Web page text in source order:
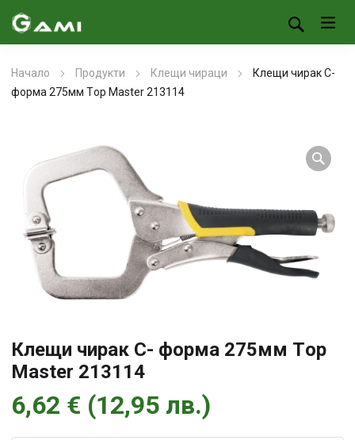
Начало Продукти Клещи чираци
Клещи чирак С-
форма 275мм Тop Master 213114
Клещи чирак С- форма 275мм Тop
Master 213114
6,62 € (12,95 лв.)